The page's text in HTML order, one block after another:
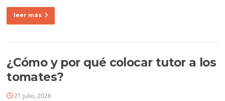
leer más
¿Cómo y por qué colocar tutor a los
tomates?
21 julio, 2026